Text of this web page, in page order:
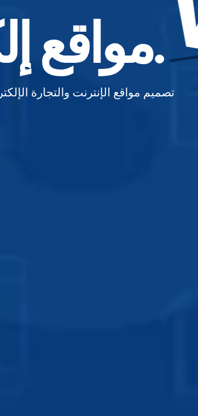
مواقع إلكترونية مبهرة.
تصميم مواقع الإنترنت والتجارة